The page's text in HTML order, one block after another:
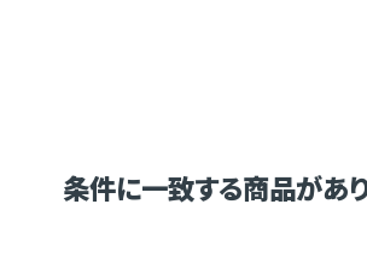
条件に一致する商品があ